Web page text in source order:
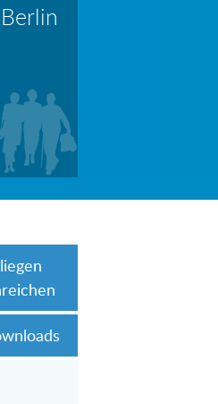
Information: Die Wohngeldstelle darf Nachweise über Bemühungen zur Aufnahme einer Erwerbstätigkeit fordern
dieser